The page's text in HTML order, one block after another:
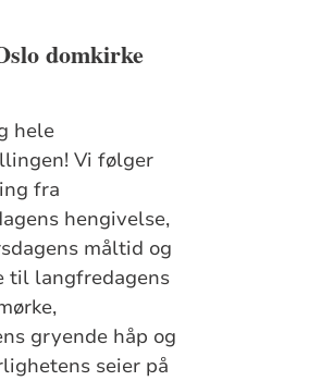
domkirke
hele
Vi følger
fra
hengivelse,
måltid og
til langfredagens
gryende håp og
seier på